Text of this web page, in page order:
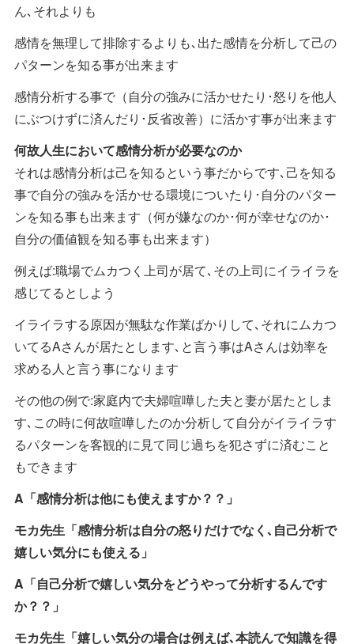
ん､それよりも
感情を無理して排除するよりも､出た感情を分析して己の
パターンを知る事が出来ます
感情分析する事で（自分の強みに活かせたり･怒りを他人
にぶつけずに済んだり･反省改善）に活かす事が出来ます
何故人生において感情分析が必要なのか
それは感情分析は己を知るという事だからです､己を知る
事で自分の強みを活かせる環境についたり･自分のパター
ンを知る事も出来ます（何が嫌なのか･何が幸せなのか･
自分の価値観を知る事も出来ます）
例えば:職場でムカつく上司が居て､その上司にイライラを
感じてるとしよう
イライラする原因が無駄な作業ばかりして､それにムカつ
いてるAさんが居たとします､と言う事はAさんは効率を
求める人と言う事になります
その他の例で:家庭内で夫婦喧嘩した夫と妻が居たとしま
す､この時に何故喧嘩したのか分析して自分がイライラす
るパターンを客観的に見て同じ過ちを犯さずに済むこと
もできます
A「感情分析は他にも使えますか？？」
モカ先生「感情分析は自分の怒りだけでなく､自己分析で
嬉しい気分にも使える」
A「自己分析で嬉しい気分をどうやって分析するんです
か？？」
モカ先生「嬉しい気分の場合は例えば､本読んで知識を得